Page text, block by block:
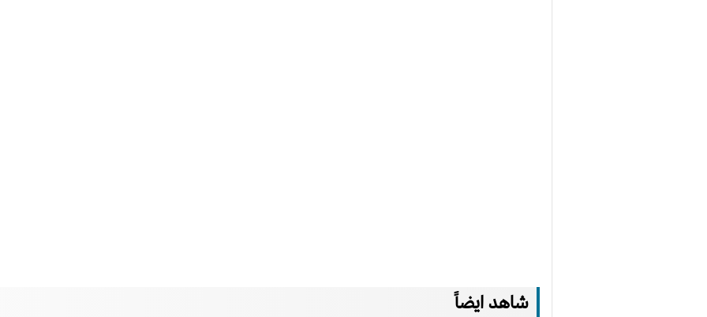
شاهد ايضاً